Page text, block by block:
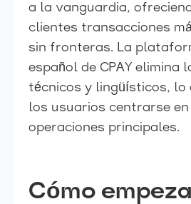
a la vanguardia,
clientes transacciones
sin fronteras. La
español de CPAY elimina
técnicos y lingüísticos, lo
los usuarios centrarse en
operaciones principales.
Cómo